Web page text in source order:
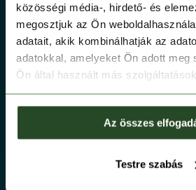
közösségi média-, hirdető- és
megosztjuk az Ön
adatait, akik kombinálhatják az
adatokkal, amelyeket Ön adott meg
Ön által használt más
Az összes
Testre szabás